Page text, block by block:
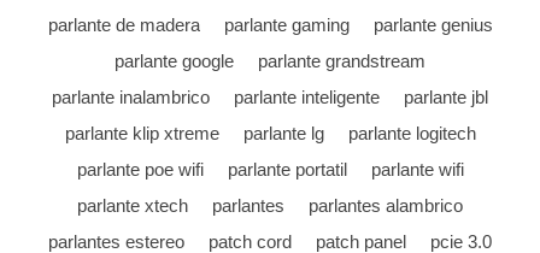
parlante de madera
parlante gaming
parlante genius
parlante google
parlante grandstream
parlante inalambrico
parlante inteligente
parlante jbl
parlante klip xtreme
parlante lg
parlante logitech
parlante poe wifi
parlante portatil
parlante wifi
parlante xtech
parlantes
parlantes alambrico
parlantes estereo
patch cord patch panel
pcie 3.0